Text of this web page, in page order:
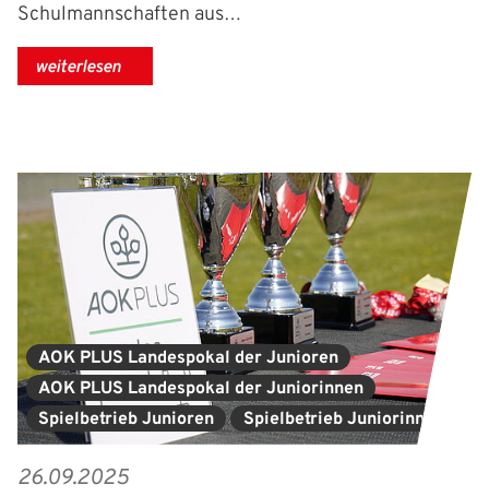
Schulmannschaften aus…
weiterlesen
AOK PLUS Landespokal der Junioren
AOK PLUS Landespokal der Juniorinnen
Spielbetrieb Junioren
Spielbetrieb Juniorinnen
26.09.2025